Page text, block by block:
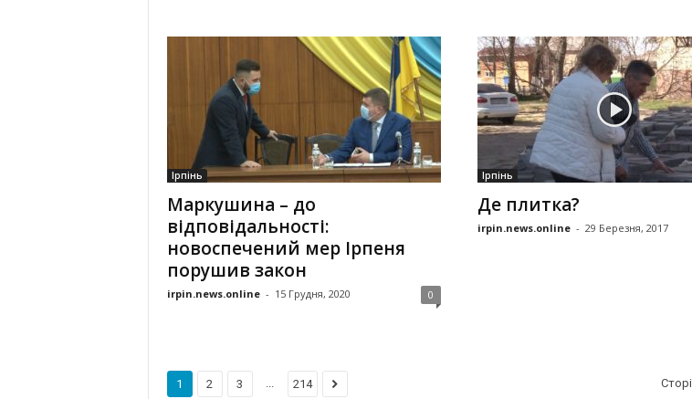
Ірпінь
Маркушина – до
відповідальності:
новоспечений мер Ірпеня
порушив закон
irpin.news.online - 15 Грудня, 2020 0
Ірпінь
Де плитка?
irpin.news.online - 29 Березня, 2017
1 2 3 ... 214